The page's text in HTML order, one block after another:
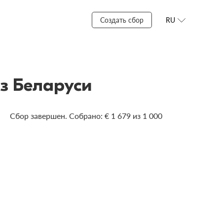
Создать сбор RU
Беларуси
Сбор завершен. Собрано: € 1 679 из 1 000